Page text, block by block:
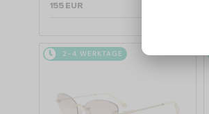
155 EUR
2-4 WERKTAGE